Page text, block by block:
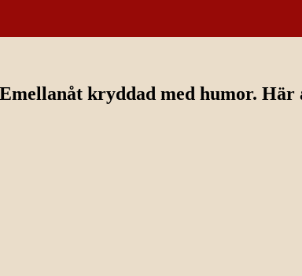
kryddad med humor. Här